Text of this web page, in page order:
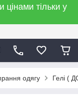
тільки у
одягу Гелі (